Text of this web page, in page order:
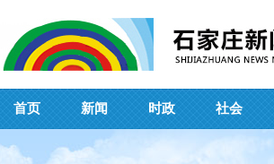
首页 新闻 时政 社会